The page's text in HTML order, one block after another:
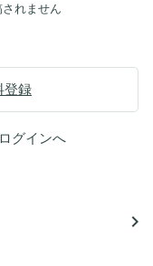
れません
登録
ログインへ
navigate_next